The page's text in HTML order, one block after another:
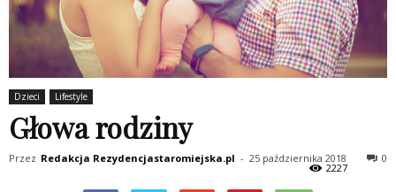
Dzieci Lifestyle
Głowa rodziny
Przez Redakcja Rezydencjastaromiejska.pl - 25 października 2018 0
2227